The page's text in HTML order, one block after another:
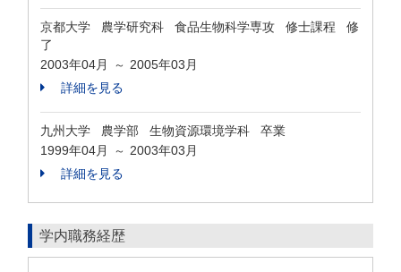
京都大学 農学研究科 食品生物科学専攻 修士課程 修
了
2003年04月
～ 2005年03月
詳細を見る
九州大学 農学部 生物資源環境学科 卒業
1999年04月
～ 2003年03月
詳細を見る
学内職務経歴